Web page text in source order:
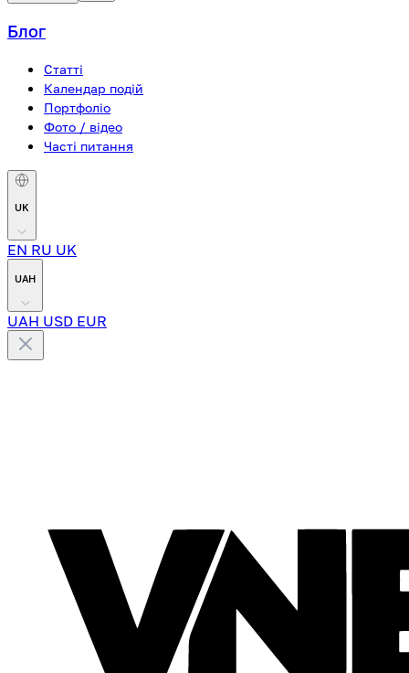
Блог
Статті
Календар подій
Портфоліо
Фото / відео
Часті питання
UK
EN RU UK
UAH
UAH USD EUR